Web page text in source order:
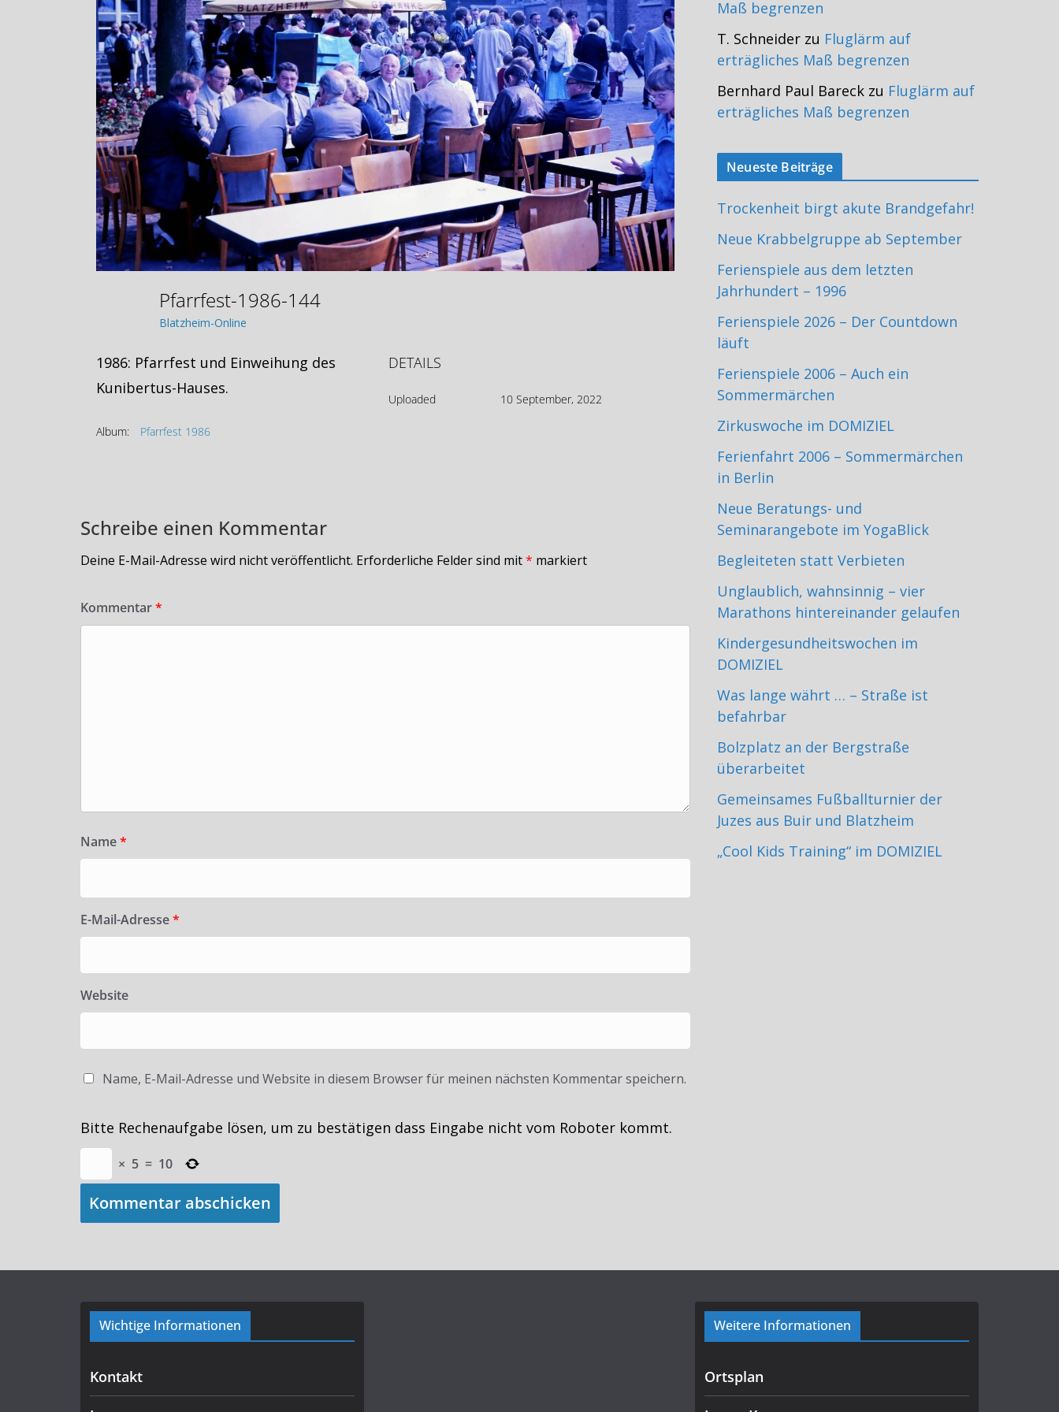
Pfarrfest-1986-144
Blatzheim-Online
1986: Pfarrfest und Einweihung des
Kunibertus-Hauses.
Album: Pfarrfest 1986
DETAILS
Uploaded 10 September, 2022
Schreibe einen Kommentar
Deine E-Mail-Adresse wird nicht veröffentlicht. Erforderliche Felder sind mit* markiert
Kommentar*
Name*
E-Mail-Adresse*
Website
Name, E-Mail-Adresse und Website in diesem Browser für meinen nächsten Kommentar speichern.
Bitte Rechenaufgabe lösen, um zu bestätigen dass Eingabe nicht vom Roboter kommt.
× 5 = 10
Maß begrenzen
T. Schneider zu Fluglärm auf
erträgliches Maß begrenzen
Bernhard Paul Bareck zu Fluglärm auf
erträgliches Maß begrenzen
Neueste Beiträge
Trockenheit birgt akute Brandgefahr!
Neue Krabbelgruppe ab September
Ferienspiele aus dem letzten
Jahrhundert – 1996
Ferienspiele 2026 – Der Countdown
läuft
Ferienspiele 2006 – Auch ein
Sommermärchen
Zirkuswoche im DOMIZIEL
Ferienfahrt 2006 – Sommermärchen
in Berlin
Neue Beratungs- und
Seminarangebote im YogaBlick
Begleiteten statt Verbieten
Unglaublich, wahnsinnig – vier
Marathons hintereinander gelaufen
Kindergesundheitswochen im
DOMIZIEL
Was lange währt … – Straße ist
befahrbar
Bolzplatz an der Bergstraße
überarbeitet
Gemeinsames Fußballturnier der
Juzes aus Buir und Blatzheim
„Cool Kids Training“ im DOMIZIEL
Wichtige Informationen
Kontakt
Weitere Informationen
Ortsplan